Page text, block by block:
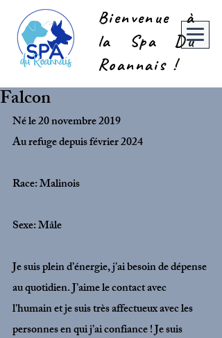
Bienvenue à
la Spa Du
Roannais !
Falcon
Né le 20 novembre 2019
Au refuge depuis février 2024
Race: Malinois
Sexe: Mâle
Je suis plein d’énergie, j’ai besoin de dépense
au quotidien. J’aime le contact avec
l'humain et je suis très affectueux avec les
personnes en qui j’ai confiance ! Je suis